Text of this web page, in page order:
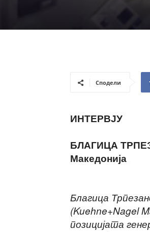
Сподели
ИНТЕРВЈУ
БЛАГИЦА
Македонија
Благица
(Kuehne+Nagel
позицијата